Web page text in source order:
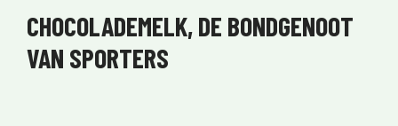
CHOCOLADEMELK, DE BONDGENOOT
VAN SPORTERS